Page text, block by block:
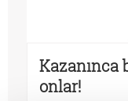
Kazanınca
onlar!